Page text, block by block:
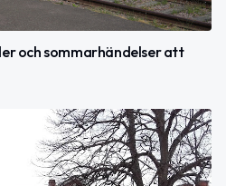
och sommarhändelser att